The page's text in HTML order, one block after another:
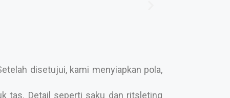
disetujui, kami menyiapkan pola,
tas. Detail seperti saku dan ritsleting